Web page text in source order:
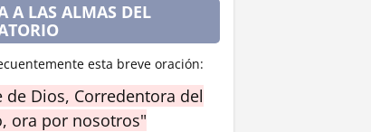
A LAS ALMAS DEL
esta breve oración:
de Dios, Corredentora del
ora por nosotros"